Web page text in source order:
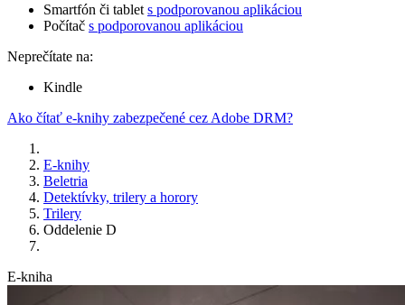
Smartfón či tablet s podporovanou aplikáciou
Počítač s podporovanou aplikáciou
Neprečítate na:
Kindle
Ako čítať e-knihy zabezpečené cez Adobe DRM?
E-knihy
Beletria
Detektívky, trilery a horory
Trilery
Oddelenie D
E-kniha